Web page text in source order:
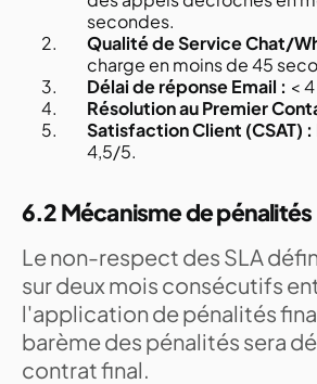
secondes.
Qualité de Service Chat/
charge en moins de 45
Délai de réponse Email : <
Résolution au Premier
Satisfaction Client (CSAT) :
4,5/5.
6.2 Mécanisme de pénalités
Le non-respect des SLA
sur deux mois consécutifs
l'application de pénalités
barème des pénalités sera
contrat final.